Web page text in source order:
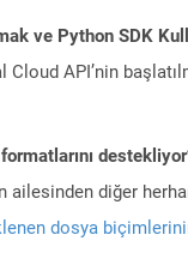
ve Python SDK
Cloud API’nin
diğer
dosya